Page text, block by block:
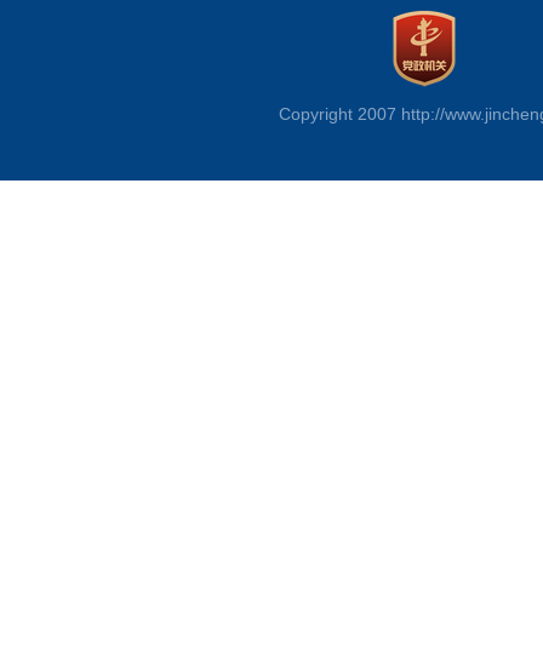
Copyright 2007 http://